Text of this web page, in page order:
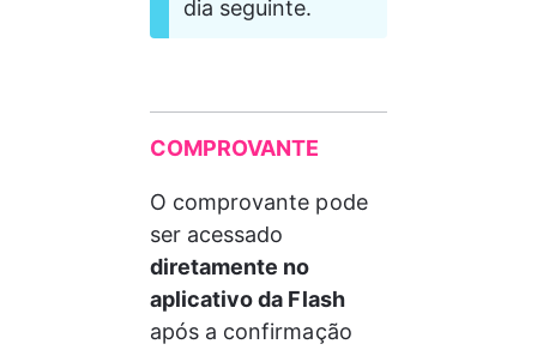
dia seguinte.
COMPROVANTE
O comprovante pode
ser acessado
diretamente no
aplicativo da Flash
após a confirmação